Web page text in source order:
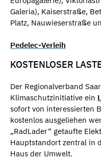
Galeria), Kaiserstraße,
Platz, Nauwieserstraße
Pedelec-Verleih
KOSTENLOSER
Der Regionalverband
Klimaschutzinitiative ein
sofort von interessierten
kostenlos ausgeliehen
„RadLader“ getaufte
Hauptstandort zentral in
Haus der Umwelt.